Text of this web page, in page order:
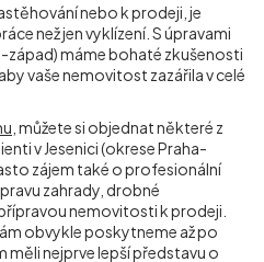
nebo k prodeji, je
než jen vyklízení. S úpravami
západ) máme bohaté zkušenosti
vaše nemovitost zazářila v celé
, můžete si objednat některé z
v Jesenici (okrese Praha-
zájem také o profesionální
zahrady, drobné
nemovitosti k prodeji.
obvykle poskytneme až po
nejprve lepší představu o